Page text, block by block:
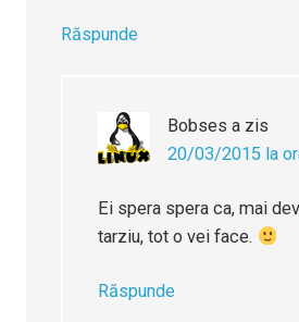
Răspunde
Bobses a zis
20/03/2015 la
Ei spera spera ca, mai
tarziu, tot o vei face.
Răspunde